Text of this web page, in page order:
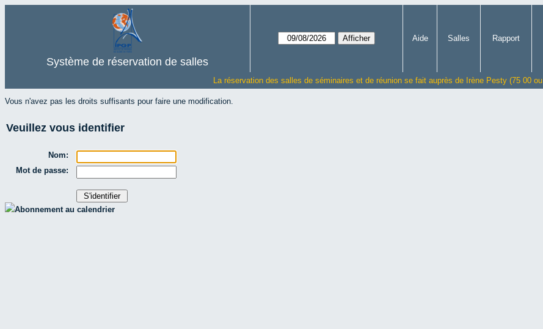
Système de réservation de salles
Aide Salles Rapport
La réservation des salles de séminaires et de réunion se fait auprès de Irène Pesty (75 00 ou
Vous n'avez pas les droits suffisants pour faire une modification.
Veuillez vous identifier
Nom:
Mot de passe:
Abonnement au calendrier